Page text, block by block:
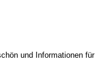
und Informationen für